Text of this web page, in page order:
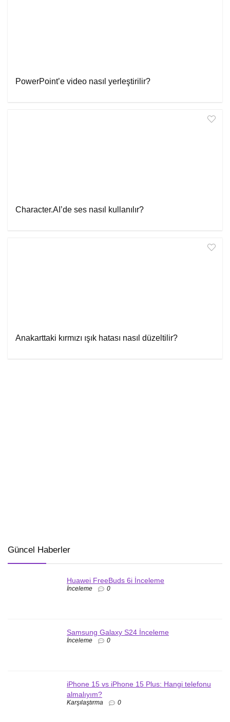
PowerPoint’e video nasıl yerleştirilir?
Character.AI’de ses nasıl kullanılır?
Anakarttaki kırmızı ışık hatası nasıl düzeltilir?
Güncel Haberler
Huawei FreeBuds 6i İnceleme
İnceleme 0
Samsung Galaxy S24 İnceleme
İnceleme 0
iPhone 15 vs iPhone 15 Plus: Hangi telefonu
almalıyım?
Karşılaştırma 0